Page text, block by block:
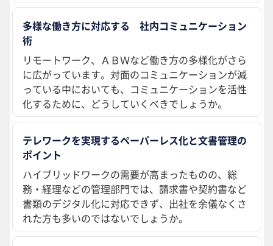
多様な働き方に対応する 社内コミュニケーション
術
リモートワーク、ＡＢＷなど働き方の多様化がさら
に広がっています。対面のコミュニケーションが減
っている中においても、コミュニケーションを活性
化するために、どうしていくべきでしょうか。
テレワークを実現するペーパーレス化と文書管理の
ポイント
ハイブリッドワークの需要が高まったものの、総
務・経理などの管理部門では、請求書や契約書など
書類のデジタル化に対応できず、出社を余儀なくさ
れた方も多いのではないでしょうか。